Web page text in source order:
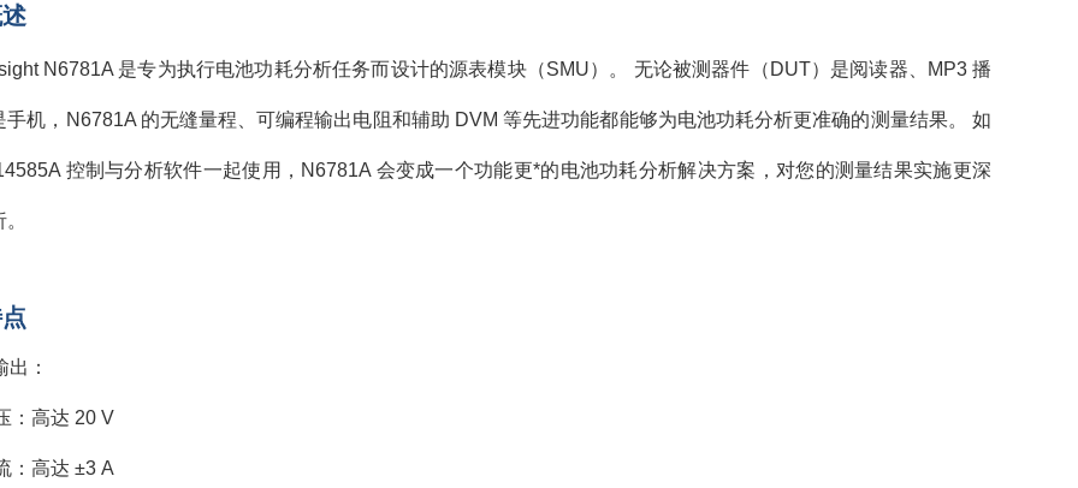
N6781A 是专为执行电池功耗分析任务而设计的源表模块（SMU）。 无论被测器件（DUT）是阅读器、MP3 播
手机，N6781A 的无缝量程、可编程输出电阻和辅助 DVM 等先进功能都能够为电池功耗分析更准确的测量结果。 如
控制与分析软件一起使用，N6781A 会变成一个功能更*的电池功耗分析解决方案，对您的测量结果实施更深
：
高达 20 V
：高达 ±3 A